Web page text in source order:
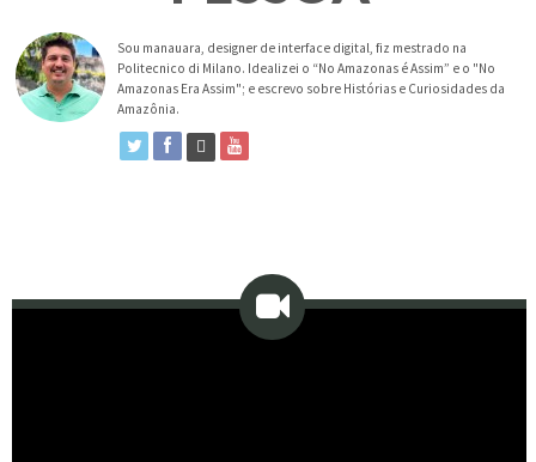
Sou manauara, designer de interface digital, fiz mestrado na
Politecnico di Milano. Idealizei o “No Amazonas é Assim” e o "No
Amazonas Era Assim"; e escrevo sobre Histórias e Curiosidades da
Amazônia.